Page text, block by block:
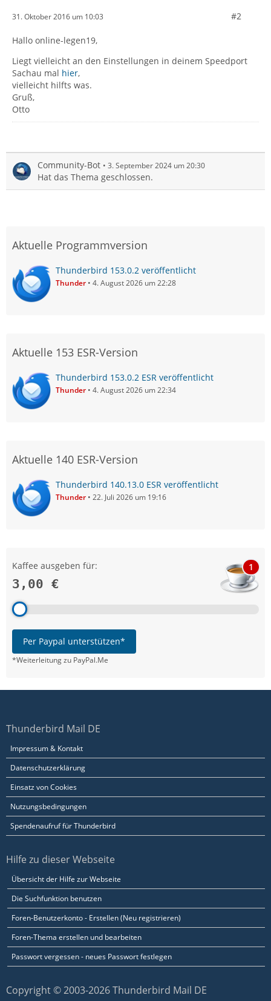
31. Oktober 2016 um 10:03 #2
Hallo online-legen19,
Liegt vielleicht an den Einstellungen in deinem Speedport
Sachau mal hier,
vielleicht hilfts was.
Gruß,
Otto
Community-Bot 3. September 2024 um 20:30
Hat das Thema geschlossen.
Aktuelle Programmversion
Thunderbird 153.0.2 veröffentlicht
Thunder 4. August 2026 um 22:28
Aktuelle 153 ESR-Version
Thunderbird 153.0.2 ESR veröffentlicht
Thunder 4. August 2026 um 22:34
Aktuelle 140 ESR-Version
Thunderbird 140.13.0 ESR veröffentlicht
Thunder 22. Juli 2026 um 19:16
Kaffee ausgeben für:
3,00 €
1
Per Paypal unterstützen*
*Weiterleitung zu PayPal.Me
Thunderbird Mail DE
Impressum & Kontakt
Datenschutzerklärung
Einsatz von Cookies
Nutzungsbedingungen
Spendenaufruf für Thunderbird
Hilfe zu dieser Webseite
Übersicht der Hilfe zur Webseite
Die Suchfunktion benutzen
Foren-Benutzerkonto - Erstellen (Neu registrieren)
Foren-Thema erstellen und bearbeiten
Passwort vergessen - neues Passwort festlegen
Copyright © 2003-2026 Thunderbird Mail DE